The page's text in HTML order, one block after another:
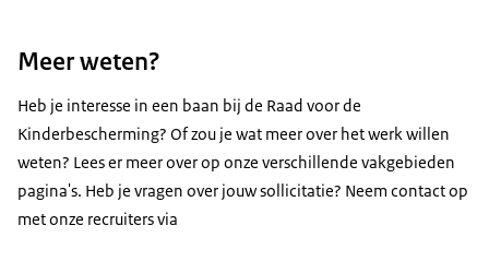
Nu kun je al je inhoudelijke vragen stellen.
Hierna volgt het arbeidsvoorwaardengesprek met
een hr-medewerker, manager of directeur.
Gaan we met elkaar in zee? Dan ontvang je je
contract per post en digitaal. Welkom bij de Raad
voor de Kinderbescherming!
Meer weten?
Heb je interesse in een baan bij de Raad voor de
Kinderbescherming? Of zou je wat meer over het werk willen
weten? Lees er meer over op onze verschillende vakgebieden
pagina's. Heb je vragen over jouw sollicitatie? Neem contact op
met onze recruiters via